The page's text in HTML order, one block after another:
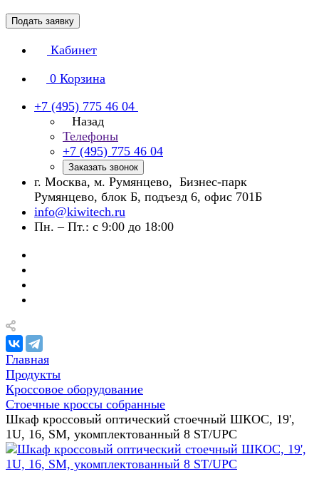
Подать заявку
Кабинет
0 Корзина
+7 (495) 775 46 04
Назад
Телефоны
+7 (495) 775 46 04
Заказать звонок
г. Москва, м. Румянцево, Бизнес-парк
Румянцево, блок Б, подъезд 6, офис 701Б
info@kiwitech.ru
Пн. – Пт.: с 9:00 до 18:00
Главная
Продукты
Кроссовое оборудование
Стоечные кроссы собранные
Шкаф кроссовый оптический стоечный ШКОС, 19',
1U, 16, SM, укомплектованный 8 ST/UPC